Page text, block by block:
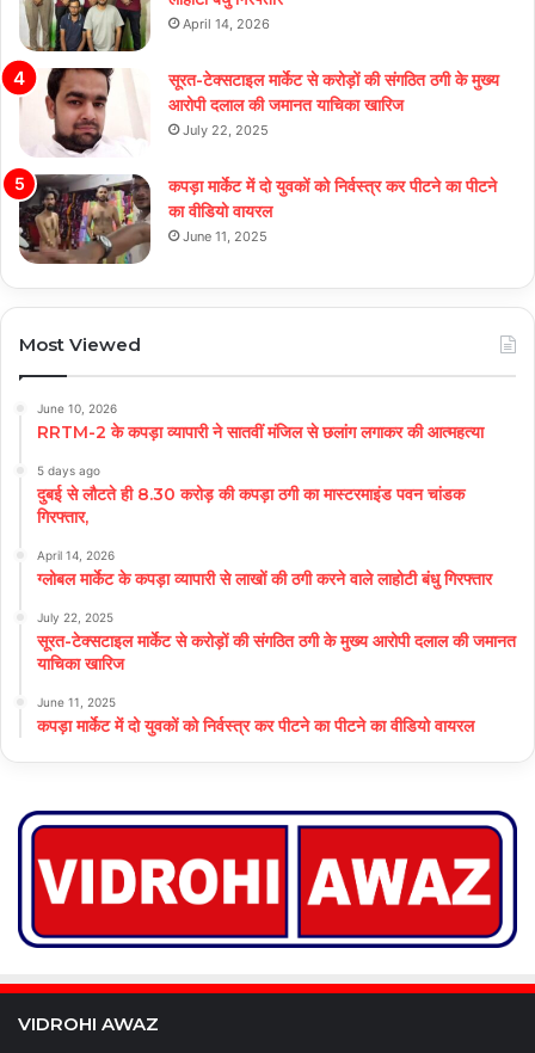
April 14, 2026
सूरत-टेक्सटाइल मार्केट से करोड़ों की संगठित ठगी के मुख्य
आरोपी दलाल की जमानत याचिका खारिज
July 22, 2025
कपड़ा मार्केट में दो युवकों को निर्वस्त्र कर पीटने का पीटने
का वीडियो वायरल
June 11, 2025
Most Viewed
June 10, 2026
RRTM-2 के कपड़ा व्यापारी ने सातवीं मंजिल से छलांग लगाकर की आत्महत्या
5 days ago
दुबई से लौटते ही 8.30 करोड़ की कपड़ा ठगी का मास्टरमाइंड पवन चांडक
गिरफ्तार,
April 14, 2026
ग्लोबल मार्केट के कपड़ा व्यापारी से लाखों की ठगी करने वाले लाहोटी बंधु गिरफ्तार
July 22, 2025
सूरत-टेक्सटाइल मार्केट से करोड़ों की संगठित ठगी के मुख्य आरोपी दलाल की जमानत
याचिका खारिज
June 11, 2025
कपड़ा मार्केट में दो युवकों को निर्वस्त्र कर पीटने का पीटने का वीडियो वायरल
VIDROHI AWAZ